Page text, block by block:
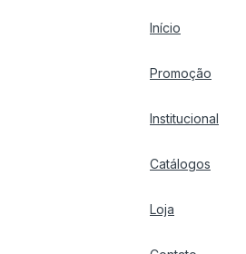
Início
Promoção
Institucional
Catálogos
Loja